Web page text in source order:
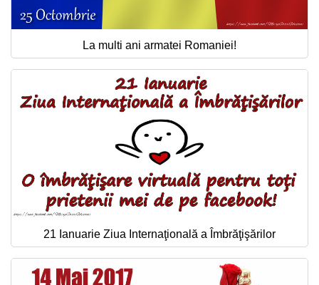
La multi ani armatei Romaniei!
21 Ianuarie Ziua Internaţională a Îmbrăţişărilor